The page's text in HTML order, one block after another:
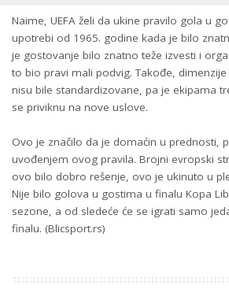
Naime, UEFA želi da ukine pravilo gola u
upotrebi od 1965. godine kada je bilo
je gostovanje bilo znatno teže izvesti i
to bio pravi mali podvig. Takođe,
nisu bile standardizovane, pa je ekipama
se priviknu na nove uslove.
Ovo je značilo da je domaćin u prednosti,
uvođenjem ovog pravila. Brojni evropski
ovo bilo dobro rešenje, ovo je ukinuto u
Nije bilo golova u gostima u finalu Kopa
sezone, a od sledeće će se igrati samo
finalu. (Blicsport.rs)